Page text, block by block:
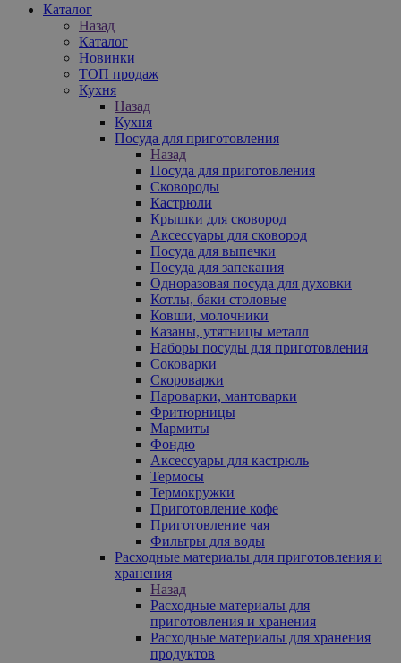
Каталог
Назад
Каталог
Новинки
ТОП продаж
Кухня
Назад
Кухня
Посуда для приготовления
Назад
Посуда для приготовления
Сковороды
Кастрюли
Крышки для сковород
Аксессуары для сковород
Посуда для выпечки
Посуда для запекания
Одноразовая посуда для духовки
Котлы, баки столовые
Ковши, молочники
Казаны, утятницы металл
Наборы посуды для приготовления
Соковарки
Скороварки
Пароварки, мантоварки
Фритюрницы
Мармиты
Фондю
Аксессуары для кастрюль
Термосы
Термокружки
Приготовление кофе
Приготовление чая
Фильтры для воды
Расходные материалы для приготовления и
хранения
Назад
Расходные материалы для
приготовления и хранения
Расходные материалы для хранения
продуктов